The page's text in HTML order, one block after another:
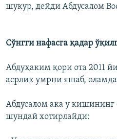
шукур, дейди Абдусалом
Сўнгги нафасга қадар
Абдуҳаким қори ота 2011
асрлик умрни яшаб,
Абдусалом ака у кишининг
шундай хотирлайди: